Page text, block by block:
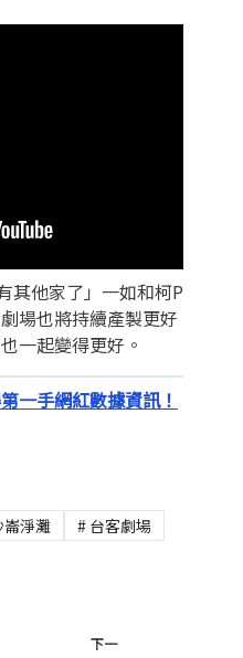
其他家了」一如和柯P
場也將持續產製更好
一起變得更好。
一手網紅數據資訊！
崙淨灘 # 台客劇場
下一